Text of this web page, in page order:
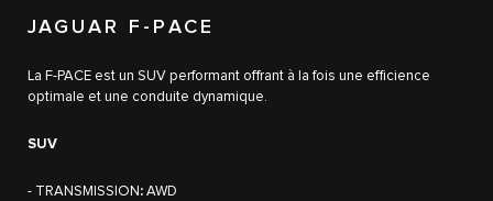
JAGUAR F-PACE
La F-PACE est un SUV performant offrant à la fois une efficience
optimale et une conduite dynamique.
SUV
- TRANSMISSION : AWD